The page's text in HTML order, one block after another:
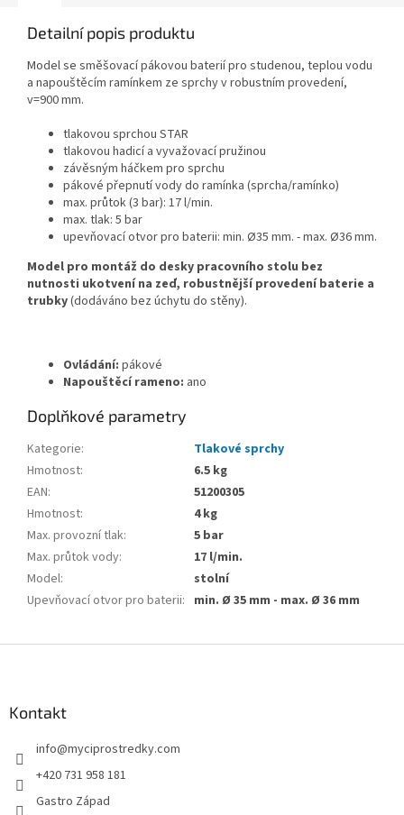
Detailní popis produktu
Model se směšovací pákovou baterií pro studenou, teplou vodu
a napouštěcím ramínkem ze sprchy v robustním provedení,
v=900 mm.
tlakovou sprchou STAR
tlakovou hadicí a vyvažovací pružinou
závěsným háčkem pro sprchu
pákové přepnutí vody do ramínka (sprcha/ramínko)
max. průtok (3 bar): 17 l/min.
max. tlak: 5 bar
upevňovací otvor pro baterii: min. Ø35 mm. - max. Ø36 mm.
Model pro montáž do desky pracovního stolu bez
nutnosti ukotvení na zeď, robustnější provedení baterie a
trubky(dodáváno bez úchytu do stěny).
Ovládání: pákové
Napouštěcí rameno: ano
Doplňkové parametry
Kategorie:
Tlakové sprchy
Hmotnost:
6.5 kg
EAN:
51200305
Hmotnost:
4 kg
Max. provozní tlak:
5 bar
Max. průtok vody:
17 l/min.
Model:
stolní
Upevňovací otvor pro baterii: min. Ø 35 mm - max. Ø 36 mm
Kontakt
info@myciprostredky.com
+420 731 958 181
Gastro Západ